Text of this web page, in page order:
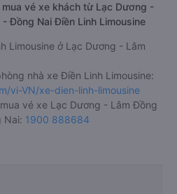
vé xe khách từ Lạc Dương -
Đồng Nai Điền Linh Limousine
Limousine ở Lạc Dương - Lâm
nhà xe Điền Linh Limousine:
vi-VN/xe-dien-linh-limousine
vé xe Lạc Dương - Lâm Đồng
Nai: 1900 888684